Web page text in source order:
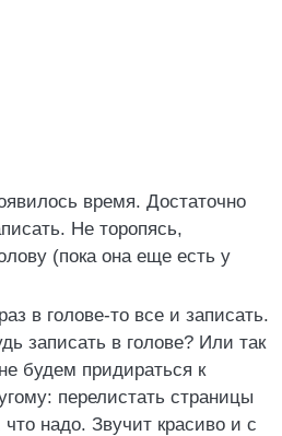
время. Достаточно
Не торопясь,
(пока она еще есть у
в голове-то все и записать.
записать в голове? Или так
будем придираться к
перелистать страницы
надо. Звучит красиво и с